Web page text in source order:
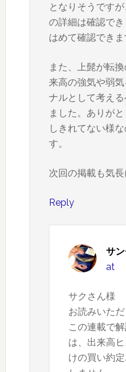
となりそうです
の詳細は確認で
はめて確認できま
また、上髭が転
来高の強気や弱
ナルとして考え
ました。ありが
しきれてない様
す。
次回の掲載も気
Reply
サ
at
サクさん様
お読みいた
この連載で
は、出来高
けの買い約